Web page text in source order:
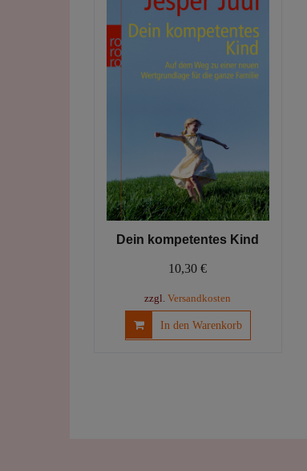
Dein kompetentes Kind
10,30€
zzgl.Versandkosten
In den Warenkorb